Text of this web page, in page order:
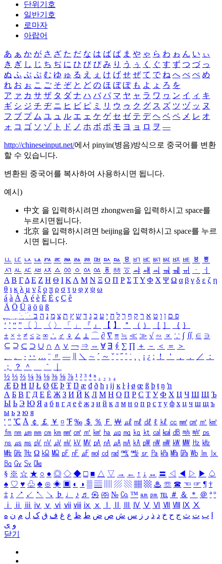
단위기호
일반기호
로마자
아랍어
あ ぁ か が さ ざ た だ な は ば ぱ ま や ゃ ら わ ゎ ん い ぃ
き ぎ し じ ち ぢ に ひ び ぴ み り う ぅ く ぐ す ず つ づ っ
ぬ ふ ぶ ぷ む ゆ ゅ る え ぇ け げ せ ぜ て で ね へ べ ぺ め
れ お ぉ こ ご そ ぞ と ど の ほ ぼ ぽ も よ ょ ろ を
ア ァ カ サ ザ タ ダ ナ ハ バ パ マ ヤ ャ ラ ワ ヮ ン イ ィ キ
ギ シ ジ チ ヂ ニ ヒ ビ ピ ミ リ ウ ゥ ク グ ス ズ ツ ヅ ッ ヌ
フ ブ プ ム ユ ュ ル エ ェ ケ ゲ セ ゼ テ デ ヘ ベ ペ メ レ オ
ォ コ ゴ ソ ゾ ト ド ノ ホ ボ ポ モ ヨ ョ ロ ヲ ―
http://chineseinput.net/에서 pinyin(병음)방식으로 중국어를 변환
할 수 있습니다.
변환된 중국어를 복사하여 사용하시면 됩니다.
예시)
中文 을 입력하시려면 zhongwen을 입력하시고 space를
누르시면됩니다.
北京 을 입력하시려면 beijing을 입력하시고 space를 누르
시면 됩니다.
ㅥ ㅦ ㅧ ㅨ ㅩ ㅪ ㅫ ㅬ ㅭ ㅮ ㅯ ㅰ ㅱ ㅲ ㅳ ㅴ ㅵ ㅶ ㅷ ㅸ
ㅹ
ㅺ ㅻ ㅼ ㅽ ㅾ ㅿ ㆀ ㆁ ㆂ ㆃ ㆄ ㆅ ㆆ ㆇ ㆈ ㆉ ㆊ ㆋ ㆌ ㆍ
ㆎ
Α Β ΓΔ Ε Ζ Η Θ Ι ΚΛ Μ Ν Ξ Ο Π Ρ Σ ΤΥ Φ Χ Ψ Ω α β γ δ ε ζ η
θ ι κ λ μ ν ξ ο π ρ σ τ υ φ χ ψ ω
á à Á À é è É È ç Ç ê
Ä Ö Ü ä ö ü ß
ִֶֹ ֻּ ׁׂ פ ם ן ו ט א ר ק ף ך ל ח י ע כ ג ד ש ץ ת צ מ נ ה ב
‘ ’ “ ” 〔 〕 〈 〉 「 」 『 』 【 】 ＂ （ ） ［ ］ ｛ ｝
± × ÷ ≠ ≤ ≥ ∞ ∴ ♂ ♀ ∠ ⊥ ⌒ ∂ ∇ ≡ ≒ ≪ ≫ √ ∽ ∝ ∵ ∫ ∬ ∈ ∋
⊆ ⊇ ⊂ ⊃ ∪ ∩ ∧ ∨ ￢ ⇒ ⇔ ∀ ∃ ∮ ∑ ∏ ＋ － ＜ ＝
＞
、
。 · ‥ … ¨ 〃 ― ＼ ∼ ´ ～ ˇ ˘ ˝ ˚ ˙ ¸ ¡ ¿ ː ！ ＇ ， ． ／
：
；
？ ＾ ｀
½ ⅓ ⅔ ¼ ¾ ⅛ ⅜ ⅝ ⅞ ¹ ² ³ ⁴ ⁿ ₁ ₂ ₃ ₄
Æ Ð Ħ Ĳ Ł Ø Œ Þ Ŧ Ŋ æ đ ð ħ ı ĳ ĸ ŀ ł ø œ ß þ ŧ ŋ ŉ
А Б В Г Д Е Ё Ж З И Й К Л М Н О П Р С Т У Ф Х Ц Ч Ш Щ Ъ
Ы Ь Э Ю Я а б в г д е ё ж з и й к л м н о п р с т у ф х ц ч ш щ ъ
ы ь э ю я
′ ″ ℃ Å ￠ ￡ ￥ ¤ ℉ ‰ ＄ ％ Ｆ ￦ ㎕ ㎖ ㎗ ℓ ㎘ ㏄ ㎣ ㎤ ㎥ ㎦
㎙ ㎚ ㎛ ㎜ ㎝ ㎞ ㎟ ㎠ ㎡ ㎢ ㏊ ㎍ ㎎ ㎏ ㏏ ㎈ ㎉ ㏈ ㎧ ㎨ ㎰
㎱ ㎲ ㎳ ㎴ ㎵ ㎶ ㎷ ㎸ ㎹ ㎀ ㎁ ㎂ ㎃ ㎄ ㎺ ㎻ ㎽ ㎾ ㎿ ㎐ ㎑
㎒ ㎓ ㎔ Ω ㏀ ㏁ ㎊ ㎋ ㎌ ㏖ ㏅ ㎭ ㎮ ㎯ ㏛ ㎩ ㎪ ㎫ ㎬ ㏝ ㏐
㏓
㏃ ㏉ ㏜ ㏆
§ ※ ☆ ★ ○ ● ◎ ◇ ◆ □ ■ △ ▽ → ← ↑ ↓ ↔ 〓 ◁ ◀ ▷ ▶ ♤
♠ ♡ ♥ ♧ ♣ ⊙ ◈ ▣ ◐ ◑ ▒ ▤ ▨ ▧ ▦ ▩ ♨ ☏ ☎ ☜ ☞ ¶ †
‡ ↕ ↗ ↙ ↖ ↘ ♭ ♩ ♪ ♬ ㉿ ㈜ № ㏇ ™ ㏂ ㏘ ℡ ＃ ＆ ＊ ＠ ª º
ⅰ
ⅱ ⅲ ⅳ ⅴ ⅵ ⅶ ⅷ ⅸ ⅹ Ⅳ Ⅴ Ⅵ Ⅶ Ⅷ Ⅸ Ⅹ
ب ت ث ج ح خ د ذ ر ز س ش ص ض ط ظ ع غ ف ق ک ل م ن ه
و ی
닫기